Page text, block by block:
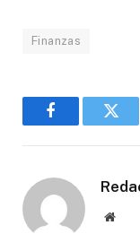
Finanzas
Facebook
Sitio